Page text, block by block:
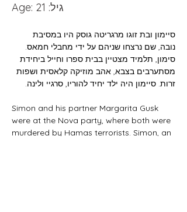
Age: 21 :גיל
סיימון ובת זוגו מרגריטה גוסק היו במסיבת
נובה, שם נרצחו שניהם על ידי מחבלי חמאס.
סימון, תלמיד מצטיין בבית ספרו וחייל ביחידת
מסתערבים בצבא, אהב מוזיקה קלאסית ושפות
זרות. סיימון היה ילד יחיד להוריו, סרגיי ולינה.
Simon and his partner Margarita Gusk
were at the Nova party, where both were
murdered by Hamas terrorists. Simon, an